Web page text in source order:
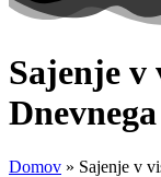
Sajenje v
Domov » Sajenje v